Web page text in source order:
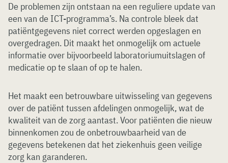
De problemen zijn ontstaan na een reguliere update van
een van de ICT-programma’s. Na controle bleek dat
patiëntgegevens niet correct werden opgeslagen en
overgedragen. Dit maakt het onmogelijk om actuele
informatie over bijvoorbeeld laboratoriumuitslagen of
medicatie op te slaan of op te halen.
Het maakt een betrouwbare uitwisseling van gegevens
over de patiënt tussen afdelingen onmogelijk, wat de
kwaliteit van de zorg aantast. Voor patiënten die nieuw
binnenkomen zou de onbetrouwbaarheid van de
gegevens betekenen dat het ziekenhuis geen veilige
zorg kan garanderen.